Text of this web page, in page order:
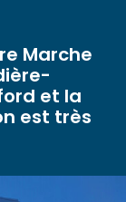
Marche
et la
est très